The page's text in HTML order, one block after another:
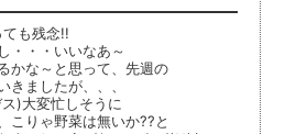
も残念!!
・・・いいなあ～
かな～と思って、先週の
きましたが、、、
)大変忙しそうに
こりゃ野菜は無いか??と